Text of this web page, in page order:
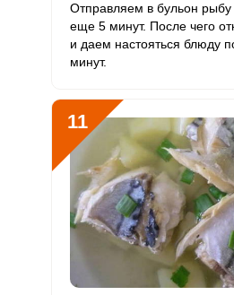
Отправляем в бульон рыбу
еще 5 минут. После чего
и даем настояться блюду
минут.
11